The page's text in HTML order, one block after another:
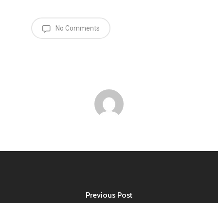
No Comments
Previous Post